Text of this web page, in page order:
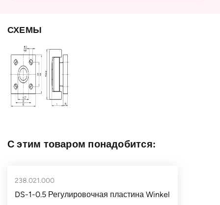
фланца
Страна
СХЕМЫ
С этим товаром понадобится:
238.021.000
DS-1-0.5 Регулировочная пластина Winkel